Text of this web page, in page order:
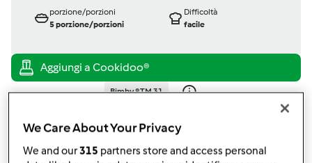
porzione/porzioni
5porzione/porzioni
Difficoltà
facile
Bimby ® TM 31
published: 25-09-2013
modificata: 29-09-2013
Aggiungi alle mie raccolte
We Care About Your Privacy
We and our315 partners store and access personal